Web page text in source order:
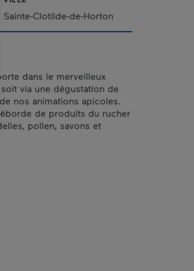
Sainte-Clotilde-de-Horton
dans le merveilleux
via une dégustation de
nos animations apicoles.
de produits du rucher
pollen, savons et